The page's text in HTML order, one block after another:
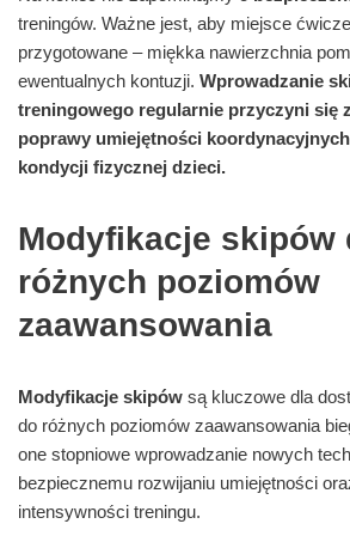
treningów. Ważne jest, aby miejsce
przygotowane – miękka nawierzchnia
ewentualnych kontuzji. Wprowadzanie
treningowego regularnie przyczyni się
poprawy umiejętności
kondycji fizycznej dzieci.
Modyfikacje skipów
różnych poziomów
zaawansowania
Modyfikacje skipów są kluczowe dla
do różnych poziomów zaawansowania
one stopniowe wprowadzanie nowych
bezpiecznemu rozwijaniu umiejętności
intensywności treningu.